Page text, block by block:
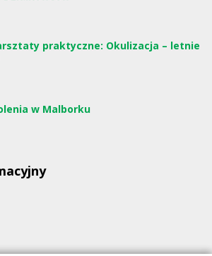
praktyczne: Okulizacja – letnie
w Malborku